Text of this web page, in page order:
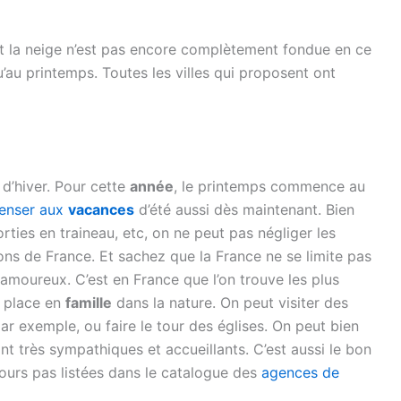
neige n’est pas encore complètement fondue en ce
printemps. Toutes les villes qui proposent ont
Pour cette année, le printemps commence au
aux vacances d’été aussi dès maintenant. Bien
en traineau, etc, on ne peut pas négliger les
de France. Et sachez que la France ne se limite pas
C’est en France que l’on trouve les plus
en famille dans la nature. On peut visiter des
exemple, ou faire le tour des églises. On peut bien
très sympathiques et accueillants. C’est aussi le bon
pas listées dans le catalogue des agences de